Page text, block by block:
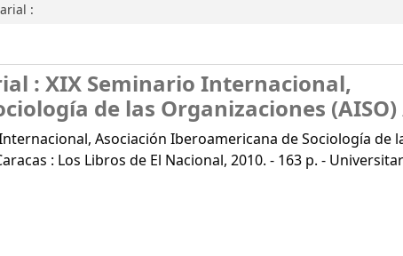
:
:XIX Seminario Internacional,
de las Organizaciones
Asociación Iberoamericana de Sociología de
: Los Libros de El Nacional, 2010. - 163 p. -